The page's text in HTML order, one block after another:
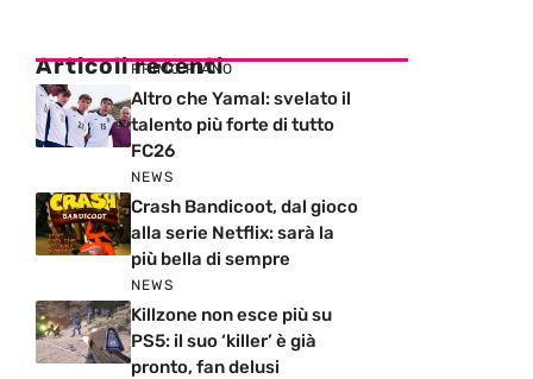
Articoli recenti
PRIMO PIANO
Altro che Yamal: svelato il
talento più forte di tutto
FC26
NEWS
Crash Bandicoot, dal gioco
alla serie Netflix: sarà la
più bella di sempre
NEWS
Killzone non esce più su
PS5: il suo ‘killer’ è già
pronto, fan delusi